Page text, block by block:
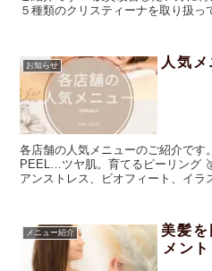
５種類のクリスティーナを取り扱っ
お知らせ 人気
各店舗の人気メニューのご紹介です
PEEL…ツヤ肌。育てるピーリング
アンストレス、ビオフィート、イラ
メニュー紹介
美髪を
メン